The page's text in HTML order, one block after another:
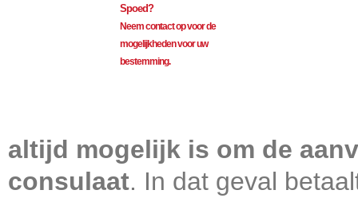
Spoed?
Neem contact op voor de
mogelijkheden voor uw
bestemming.
altijd mogelijk is om de
consulaat. In dat geval